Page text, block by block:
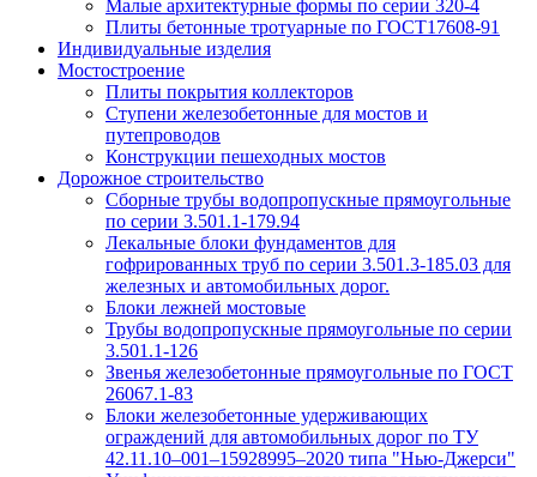
Малые архитектурные формы по серии 320-4
Плиты бетонные тротуарные по ГОСТ17608-91
Индивидуальные изделия
Мостостроение
Плиты покрытия коллекторов
Ступени железобетонные для мостов и
путепроводов
Конструкции пешеходных мостов
Дорожное строительство
Сборные трубы водопропускные прямоугольные
по серии 3.501.1-179.94
Лекальные блоки фундаментов для
гофрированных труб по серии 3.501.3-185.03 для
железных и автомобильных дорог.
Блоки лежней мостовые
Трубы водопропускные прямоугольные по серии
3.501.1-126
Звенья железобетонные прямоугольные по ГОСТ
26067.1-83
Блоки железобетонные удерживающих
ограждений для автомобильных дорог по ТУ
42.11.10–001–15928995–2020 типа "Нью-Джерси"